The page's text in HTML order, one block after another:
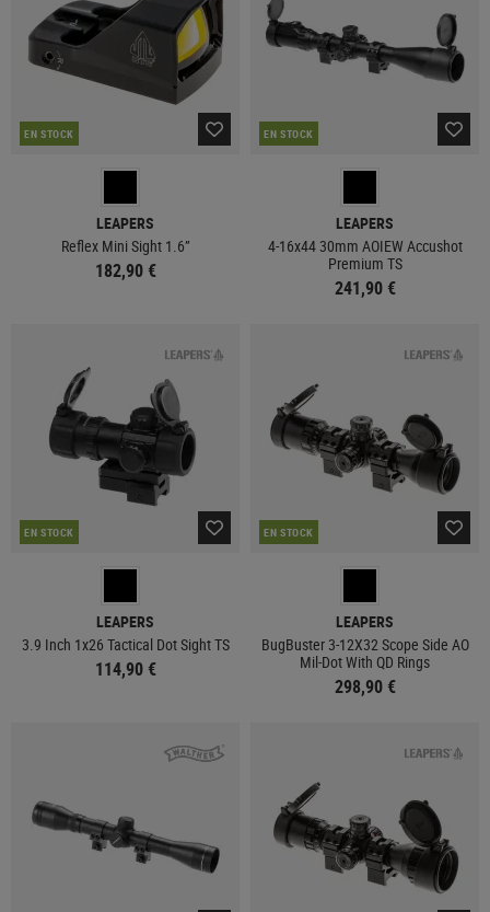
EN STOCK
LEAPERS
Reflex Mini Sight 1.6”
182,90 €
EN STOCK
LEAPERS
4-16x44 30mm AOIEW Accushot
Premium TS
241,90 €
EN STOCK
LEAPERS
3.9 Inch 1x26 Tactical Dot Sight TS
114,90 €
EN STOCK
LEAPERS
BugBuster 3-12X32 Scope Side AO
Mil-Dot With QD Rings
298,90 €